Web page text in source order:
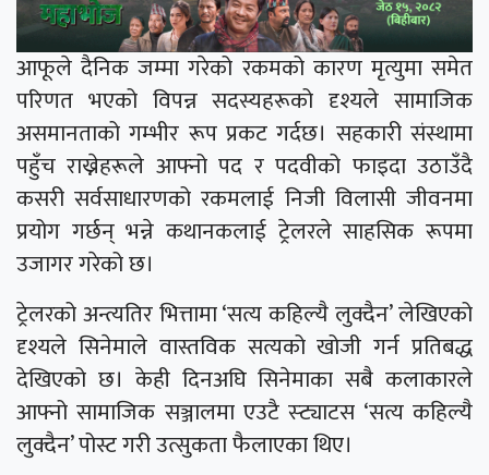
आफूले दैनिक जम्मा गरेको रकमको कारण मृत्युमा समेत
परिणत भएको विपन्न सदस्यहरूको दृश्यले सामाजिक
असमानताको गम्भीर रूप प्रकट गर्दछ। सहकारी संस्थामा
पहुँच राख्नेहरूले आफ्नो पद र पदवीको फाइदा उठाउँदै
कसरी सर्वसाधारणको रकमलाई निजी विलासी जीवनमा
प्रयोग गर्छन् भन्ने कथानकलाई ट्रेलरले साहसिक रूपमा
उजागर गरेको छ।
ट्रेलरको अन्त्यतिर भित्तामा ‘सत्य कहिल्यै लुक्दैन’ लेखिएको
दृश्यले सिनेमाले वास्तविक सत्यको खोजी गर्न प्रतिबद्ध
देखिएको छ। केही दिनअघि सिनेमाका सबै कलाकारले
आफ्नो सामाजिक सञ्जालमा एउटै स्ट्याटस ‘सत्य कहिल्यै
लुक्दैन’ पोस्ट गरी उत्सुकता फैलाएका थिए।